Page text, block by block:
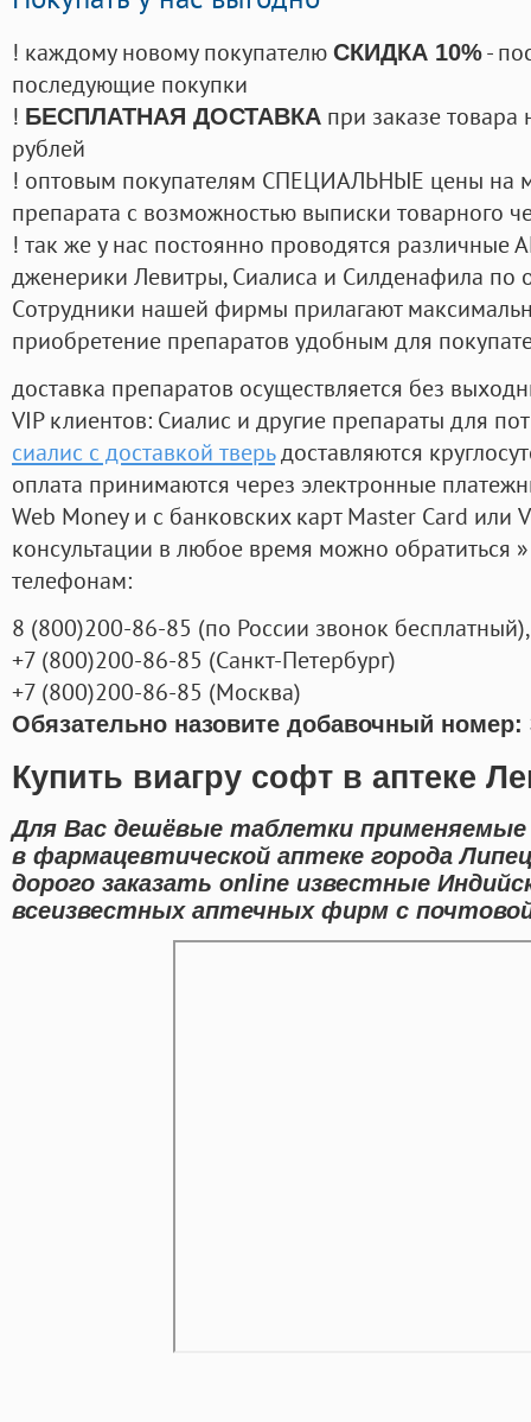
! каждому новому покупателю СКИДКА 10%-
последующие покупки
! БЕСПЛАТНАЯ ДОСТАВКА при заказе
рублей
! оптовым покупателям СПЕЦИАЛЬНЫЕ цены на
препарата с возможностью выписки товарного
! так же у нас постоянно проводятся
дженерики Левитры, Сиалиса и Силденафила по
Cотрудники нашей фирмы прилагают
приобретение препаратов удобным для
доставка препаратов осуществляется без
VIP клиентов: Сиалис и другие препараты для
сиалис с доставкой тверьдоставляются
оплата принимаются через электронные
Web Money и с банковских карт Master Card или
консультации в любое время можно обратиться
телефонам:
8 (800)200-86-85 (по России звонок бесплатный),
+7 (800)200-86-85 (Санкт-Петербург)
+7 (800)200-86-85 (Москва)
Обязательно назовите добавочный номер:
Купить виагру софт в аптеке
Для Вас дешёвые таблетки применяемые
в фармацевтической аптеке города
дорого заказать online известные
всеизвестных аптечных фирм с